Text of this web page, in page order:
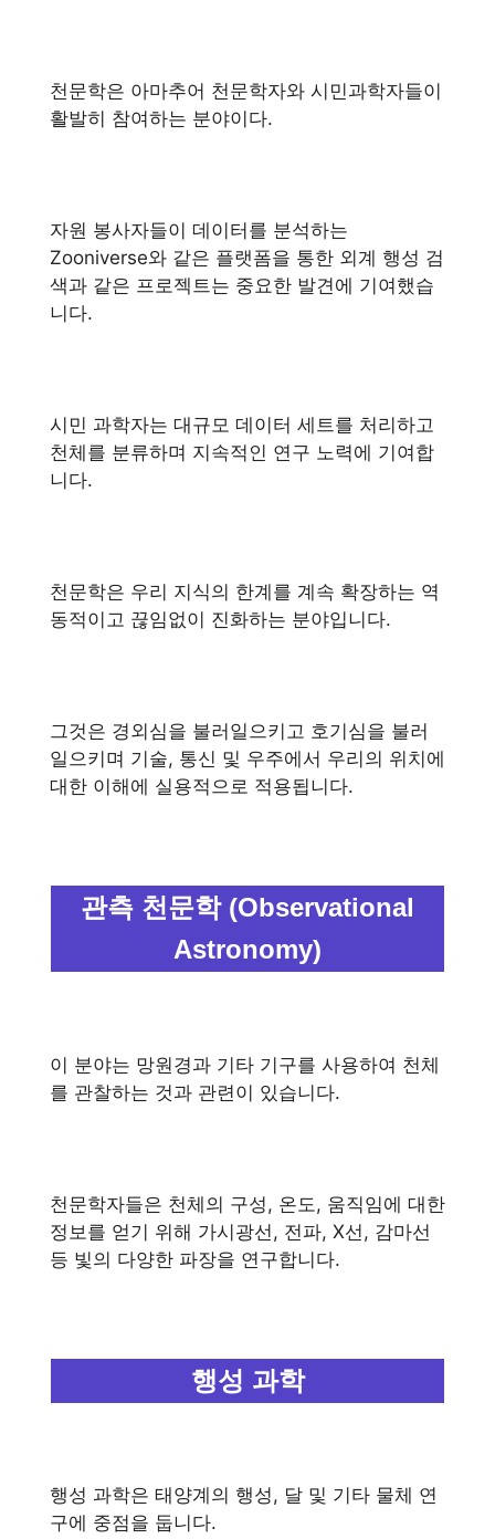
천문학은 아마추어 천문학자와 시민과학자들이
활발히 참여하는 분야이다.
자원 봉사자들이 데이터를 분석하는
Zooniverse와 같은 플랫폼을 통한 외계 행성 검
색과 같은 프로젝트는 중요한 발견에 기여했습
니다.
시민 과학자는 대규모 데이터 세트를 처리하고
천체를 분류하며 지속적인 연구 노력에 기여합
니다.
천문학은 우리 지식의 한계를 계속 확장하는 역
동적이고 끊임없이 진화하는 분야입니다.
그것은 경외심을 불러일으키고 호기심을 불러
일으키며 기술, 통신 및 우주에서 우리의 위치에
대한 이해에 실용적으로 적용됩니다.
관측 천문학 (Observational
Astronomy)
이 분야는 망원경과 기타 기구를 사용하여 천체
를 관찰하는 것과 관련이 있습니다.
천문학자들은 천체의 구성, 온도, 움직임에 대한
정보를 얻기 위해 가시광선, 전파, X선, 감마선
등 빛의 다양한 파장을 연구합니다.
행성 과학
행성 과학은 태양계의 행성, 달 및 기타 물체 연
구에 중점을 둡니다.